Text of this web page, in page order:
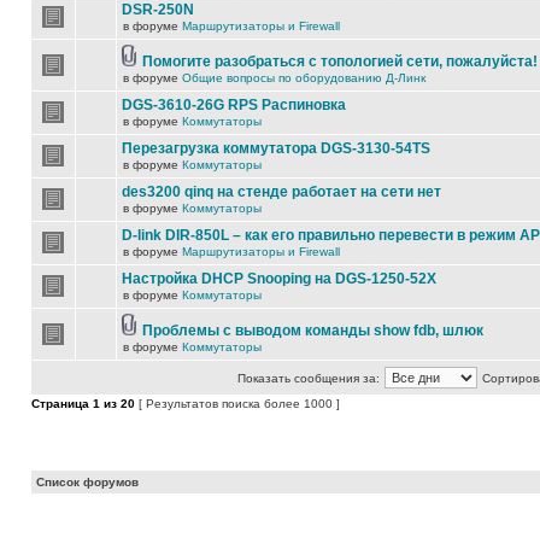
DSR-250N
в форуме Маршрутизаторы и Firewall
Помогите разобраться с топологией сети, пожалуйста!
в форуме Общие вопросы по оборудованию Д-Линк
DGS-3610-26G RPS Распиновка
в форуме Коммутаторы
Перезагрузка коммутатора DGS-3130-54TS
в форуме Коммутаторы
des3200 qinq на стенде работает на сети нет
в форуме Коммутаторы
D-link DIR-850L – как его правильно перевести в режим
в форуме Маршрутизаторы и Firewall
Настройка DHCP Snooping на DGS-1250-52X
в форуме Коммутаторы
Проблемы с выводом команды show fdb, шлюк
в форуме Коммутаторы
Показать сообщения за:
Страница 1 из 20 [ Результатов поиска более 1000 ]
Список форумов